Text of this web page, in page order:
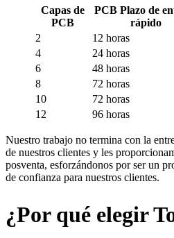
Capas de
PCB
PCB Plazo de
rápido
2
12 horas
4
24 horas
6
48 horas
8
72 horas
10
72 horas
12
96 horas
Nuestro trabajo no termina con la
de nuestros clientes y les
posventa, esforzándonos por ser un
de confianza para nuestros clientes.
¿Por qué elegir